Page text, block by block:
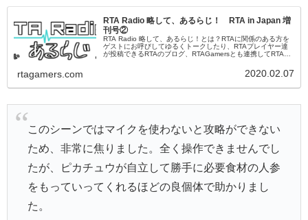
RTA Radio 略して、あるらじ！ RTA in Japan 増
刊号②
RTA Radio 略して、あるらじ！とは？RTAに関係のある方を
ゲストにお呼びしてゆるくトークしたり、RTAプレイヤー達
が投稿できるRTAのブログ、RTAGamersとも連携してRTAに
rtagamers.com 2020.02.07
このシーンではマイクを使わないと攻略ができない
ため、非常に焦りました。全く操作できませんでし
たが、ピカチュウが自立して勝手に必要食材の人参
をもっていってくれるほどの良個体で助かりまし
た。